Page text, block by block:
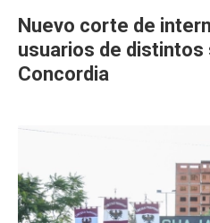
Nuevo corte de
usuarios de
Concordia